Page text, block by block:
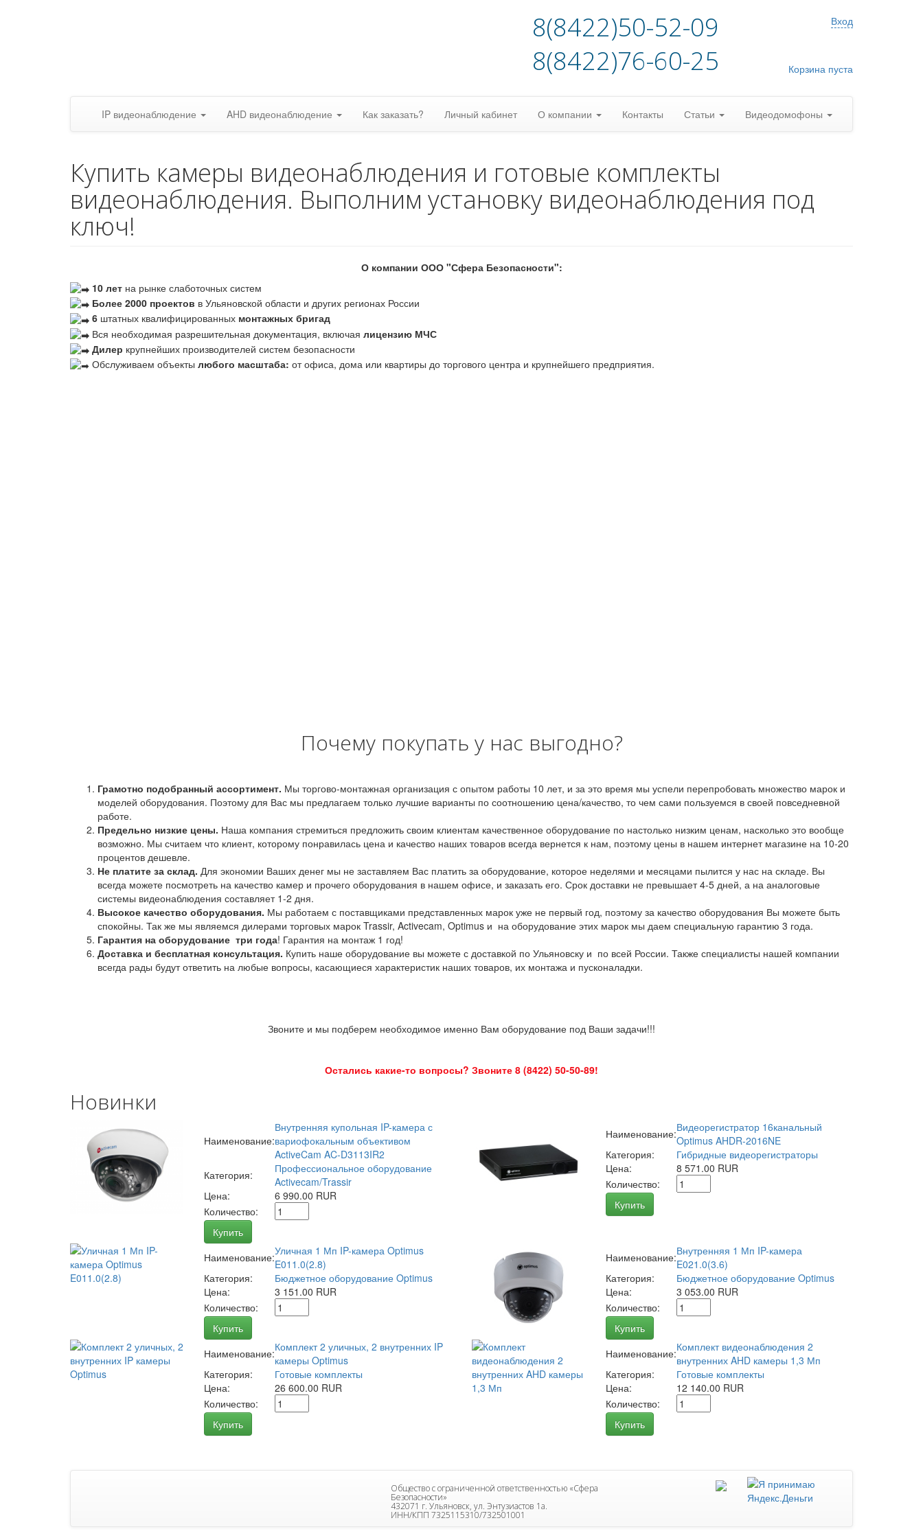
8(8422)50-52-09
8(8422)76-60-25
Вход
Корзина пуста
IP видеонаблюдение AHD видеонаблюдение Как заказать? Личный кабинет О компании Контакты Статьи Видеодомофоны
Купить камеры видеонаблюдения и готовые комплекты
видеонаблюдения. Выполним установку видеонаблюдения под
ключ!
О компании ООО "Сфера Безопасности":
10 лет на рынке слаботочных систем
Более 2000 проектов в Ульяновской области и других регионах России
6 штатных квалифицированных монтажных бригад
Вся необходимая разрешительная документация, включая лицензию МЧС
Дилер крупнейших производителей систем безопасности
Обслуживаем объекты любого масштаба: от офиса, дома или квартиры до торгового центра и крупнейшего предприятия.
Почему покупать у нас выгодно?
Грамотно подобранный ассортимент. Мы торгово-монтажная организация с опытом работы 10 лет, и за это время мы успели перепробовать множество марок и
моделей оборудования. Поэтому для Вас мы предлагаем только лучшие варианты по соотношению цена/качество, то чем сами пользуемся в своей повседневной
работе.
Предельно низкие цены. Наша компания стремиться предложить своим клиентам качественное оборудование по настолько низким ценам, насколько это вообще
возможно. Мы считаем что клиент, которому понравилась цена и качество наших товаров всегда вернется к нам, поэтому цены в нашем интернет магазине на 10-20
процентов дешевле.
Не платите за склад. Для экономии Ваших денег мы не заставляем Вас платить за оборудование, которое неделями и месяцами пылится у нас на складе. Вы
всегда можете посмотреть на качество камер и прочего оборудования в нашем офисе, и заказать его. Срок доставки не превышает 4-5 дней, а на аналоговые
системы видеонаблюдения составляет 1-2 дня.
Высокое качество оборудования. Мы работаем с поставщиками представленных марок уже не первый год, поэтому за качество оборудования Вы можете быть
спокойны. Так же мы являемся дилерами торговых марок Trassir, Activecam, Optimus и на оборудование этих марок мы даем специальную гарантию 3 года.
Гарантия на оборудование три года! Гарантия на монтаж 1 год!
Доставка и бесплатная консультация. Купить наше оборудование вы можете с доставкой по Ульяновску и по всей России. Также специалисты нашей компании
всегда рады будут ответить на любые вопросы, касающиеся характеристик наших товаров, их монтажа и пусконаладки.
Звоните и мы подберем необходимое именно Вам оборудование под Ваши задачи!!!
Остались какие-то вопросы? Звоните 8 (8422) 50-50-89!
Новинки
Наименование:
Внутренняя купольная IP-камера с
вариофокальным объективом
ActiveCam AC-D3113IR2
Категория:
Профессиональное оборудование
Activecam/Trassir
Цена:
6 990.00 RUR
Количество:
Купить
Наименование:Видеорегистратор 16канальный
Optimus AHDR-2016NE
Категория:
Гибридные видеорегистраторы
Цена:
8 571.00 RUR
Количество:
Купить
Наименование:Уличная 1 Мп IP-камера Optimus
E011.0(2.8)
Категория:
Бюджетное оборудование Optimus
Цена:
3 151.00 RUR
Количество:
Купить
Наименование:Внутренняя 1 Мп IP-камера
E021.0(3.6)
Категория:
Бюджетное оборудование Optimus
Цена:
3 053.00 RUR
Количество:
Купить
Наименование:Комплект 2 уличных, 2 внутренних IP
камеры Optimus
Категория:
Готовые комплекты
Цена:
26 600.00 RUR
Количество:
Купить
Наименование:Комплект видеонаблюдения 2
внутренних AHD камеры 1,3 Мп
Категория:
Готовые комплекты
Цена:
12 140.00 RUR
Количество:
Купить
Общество с ограниченной ответственностью «Сфера
Безопасности»
432071 г. Ульяновск, ул. Энтузиастов 1а.
ИНН/КПП 7325115310/732501001